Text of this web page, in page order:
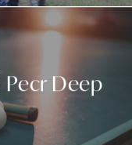
Deep